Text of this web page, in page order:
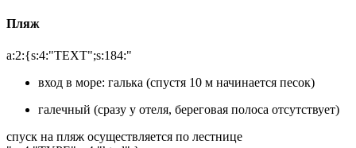
Пляж
a:2:{s:4:"TEXT";s:184:"
вход в море: галька (спустя 10 м начинается песок)
галечный (сразу у отеля, береговая полоса отсутствует)
спуск на пляж осуществляется по лестнице